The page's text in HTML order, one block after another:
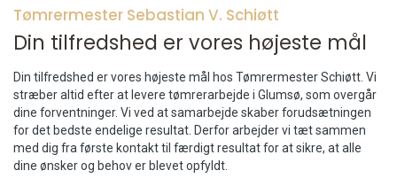
Tømrermester Sebastian V. Schiøtt
Din tilfredshed er vores højeste mål
Din tilfredshed er vores højeste mål hos Tømrermester Schiøtt. Vi
stræber altid efter at levere tømrerarbejde i Glumsø, som overgår
dine forventninger. Vi ved at samarbejde skaber forudsætningen
for det bedste endelige resultat. Derfor arbejder vi tæt sammen
med dig fra første kontakt til færdigt resultat for at sikre, at alle
dine ønsker og behov er blevet opfyldt.